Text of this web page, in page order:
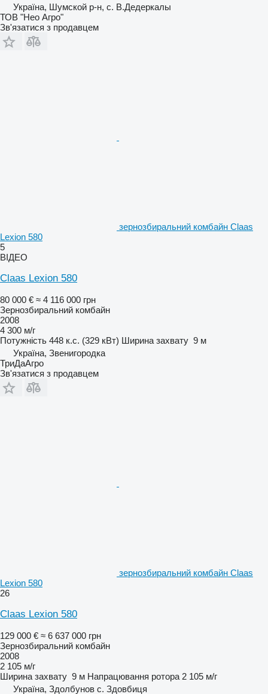
Україна, Шумской р-н, с. В.Дедеркалы
ТОВ "Нео Агро"
Зв'язатися з продавцем
зернозбиральний комбайн Claas
Lexion 580
5
ВІДЕО
Claas Lexion 580
80 000 € ≈ 4 116 000 грн
Зернозбиральний комбайн
2008
4 300 м/г
Потужність 448 к.с. (329 кВт) Ширина захвату 9 м
Україна, Звенигородка
ТриДаАгро
Зв'язатися з продавцем
зернозбиральний комбайн Claas
Lexion 580
26
Claas Lexion 580
129 000 € ≈ 6 637 000 грн
Зернозбиральний комбайн
2008
2 105 м/г
Ширина захвату 9 м Напрацювання ротора 2 105 м/г
Україна, Здолбунов с. Здовбиця